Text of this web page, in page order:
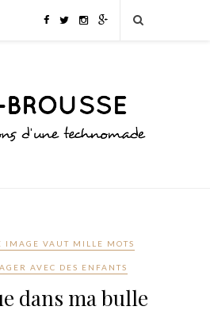
IMAGE VAUT MILLE MOTS
AVEC DES ENFANTS
dans ma bulle